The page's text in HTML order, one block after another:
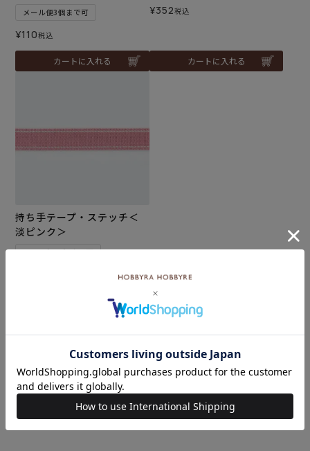
メール便3個まで可
¥110税込
カートに入れる
¥352税込
カートに入れる
持ち手テープ・ステッチ＜
淡ピンク＞
メール便30個まで可
いろいろなテーマの特集一覧はこちら